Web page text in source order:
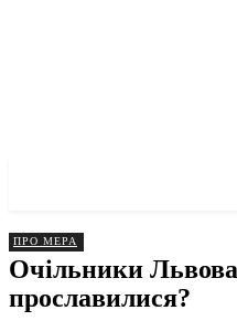
ПРО МЕРА
Очільники
прославилися?